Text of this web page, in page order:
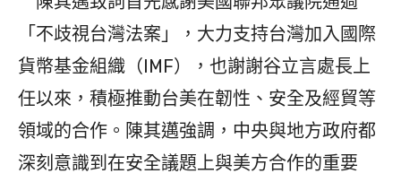
「不歧視台灣法案」，大力支持台灣加入國際
貨幣基金組織（IMF），也謝謝谷立言處長上
任以來，積極推動台美在韌性、安全及經貿等
領域的合作。陳其邁強調，中央與地方政府都
深刻意識到在安全議題上與美方合作的重要